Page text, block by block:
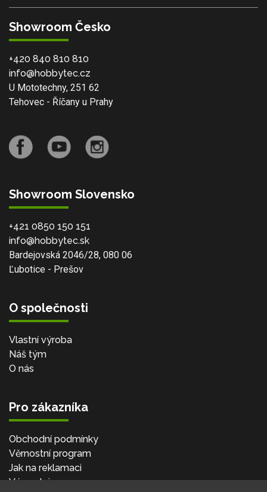
Showroom Česko
+420 840 810 810
info@hobbytec.cz
U Mototechny, 251 62
Tehovec - Říčany u Prahy
Showroom Slovensko
+421 0850 150 151
info@hobbytec.sk
Bardejovská 2046/28, 080 06
Ľubotice - Prešov
O společnosti
Vlastní výroba
Náš tým
O nás
Pro zákazníka
Obchodní podmínky
Věrnostní program
Jak na reklamaci
Výprodej